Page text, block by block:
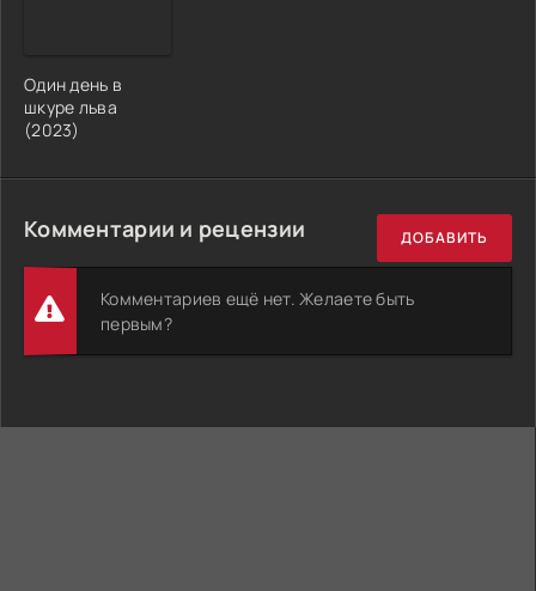
Один день в
шкуре льва
(2023)
Комментарии и рецензии ДОБАВИТЬ
Комментариев ещё нет. Желаете быть
первым?